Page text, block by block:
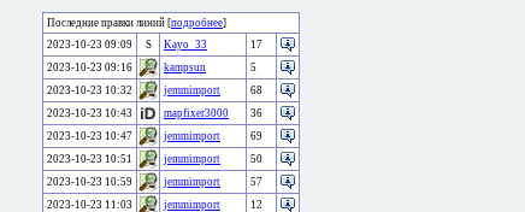
Последние правки линий [подробнее]
2023-10-23 09:09
S Kayo_33
17
2023-10-23 09:16
kampsun
5
2023-10-23 10:32
jemmimport
68
2023-10-23 10:43
mapfixer3000
36
2023-10-23 10:47
jemmimport
69
2023-10-23 10:51
jemmimport
50
2023-10-23 10:59
jemmimport
57
2023-10-23 11:03
jemmimport
12